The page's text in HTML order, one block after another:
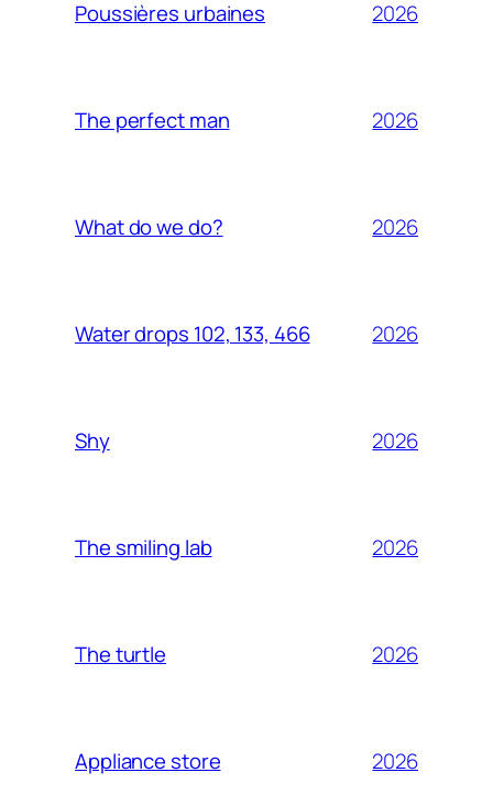
Poussières urbaines 2026
The perfect man 2026
What do we do? 2026
Water drops 102, 133, 466 2026
Shy 2026
The smiling lab 2026
The turtle 2026
Appliance store 2026